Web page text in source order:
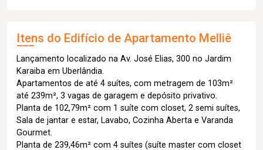
Itens do Edifício de Apartamento Melliê
Lançamento localizado na Av. José Elias, 300 no Jardim
Karaiba em Uberlândia.
Apartamentos de até 4 suítes, com metragem de 103m²
até 239m², 3 vagas de garagem e depósito privativo.
Planta de 102,79m² com 1 suíte com closet, 2 semi suítes,
Sala de jantar e estar, Lavabo, Cozinha Aberta e Varanda
Gourmet.
Planta de 239,46m² com 4 suítes (suíte master com closet